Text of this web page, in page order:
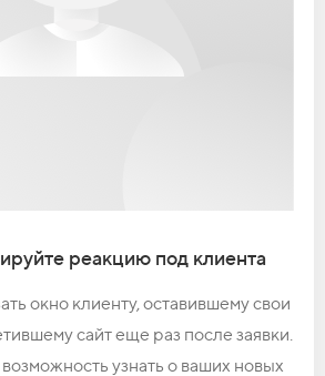
реакцию под клиента
окно клиенту, оставившему свои
сайт еще раз после заявки.
узнать о ваших новых